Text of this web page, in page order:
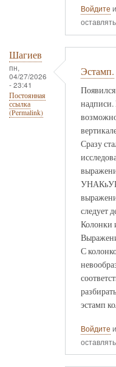
Войдите
Шагиев
пн,
04/27/2026
- 23:41
Постоянная
ссылка
(Permalink)
Эстамп.
Сразу
следует
Колонки
С
эстамп
Войдите